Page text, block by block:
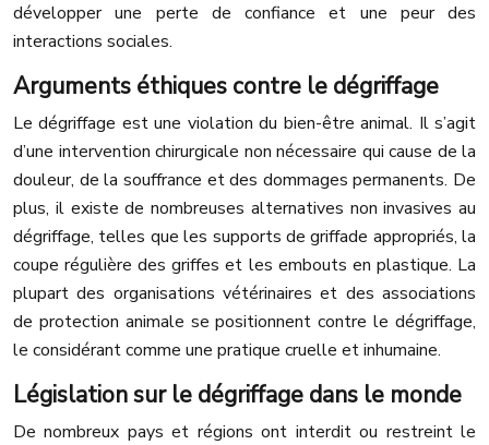
développer une perte de confiance et une peur des
interactions sociales.
Arguments éthiques contre le dégriffage
Le dégriffage est une violation du bien-être animal. Il s’agit
d’une intervention chirurgicale non nécessaire qui cause de la
douleur, de la souffrance et des dommages permanents. De
plus, il existe de nombreuses alternatives non invasives au
dégriffage, telles que les supports de griffade appropriés, la
coupe régulière des griffes et les embouts en plastique. La
plupart des organisations vétérinaires et des associations
de protection animale se positionnent contre le dégriffage,
le considérant comme une pratique cruelle et inhumaine.
Législation sur le dégriffage dans le monde
De nombreux pays et régions ont interdit ou restreint le